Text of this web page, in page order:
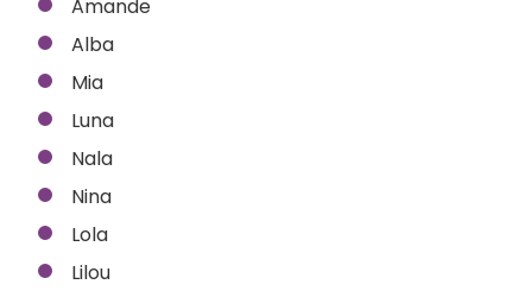
Amande
Alba
Mia
Luna
Nala
Nina
Lola
Lilou